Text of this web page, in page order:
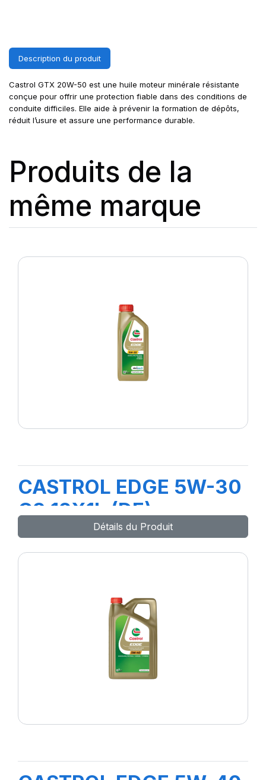
Description du produit
Castrol GTX 20W-50 est une huile moteur minérale résistante
conçue pour offrir une protection fiable dans des conditions de
conduite difficiles. Elle aide à prévenir la formation de dépôts,
réduit l’usure et assure une performance durable.
Produits de la
même marque
CASTROL EDGE 5W-30
C3 12X1L (DE)
Détails du Produit